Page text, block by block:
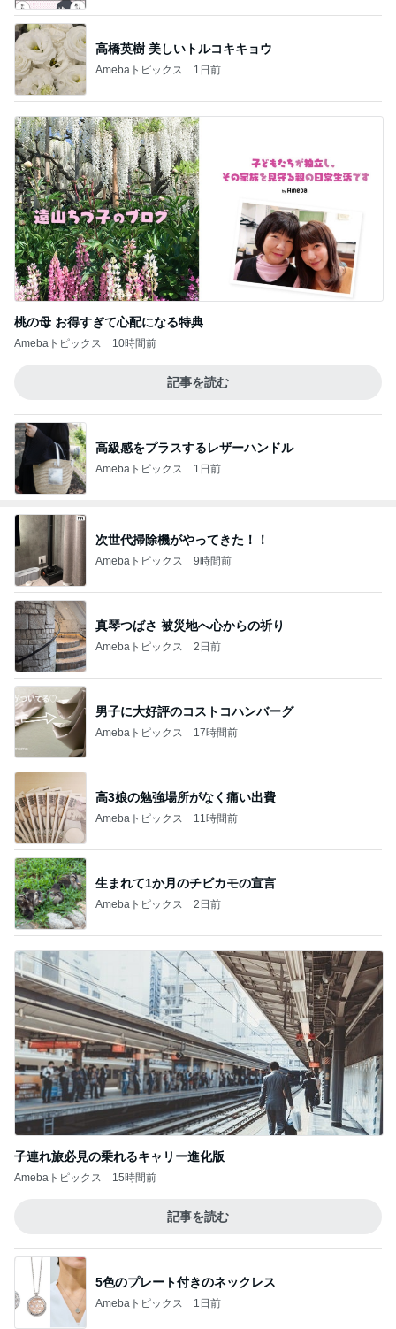
高橋英樹 美しいトルコキキョウ
Amebaトピックス 1日前
桃の母 お得すぎて心配になる特典
Amebaトピックス 10時間前
記事を読む
高級感をプラスするレザーハンドル
Amebaトピックス 1日前
次世代掃除機がやってきた！！
Amebaトピックス 9時間前
真琴つばさ 被災地へ心からの祈り
Amebaトピックス 2日前
男子に大好評のコストコハンバーグ
Amebaトピックス 17時間前
高3娘の勉強場所がなく痛い出費
Amebaトピックス 11時間前
生まれて1か月のチビカモの宣言
Amebaトピックス 2日前
子連れ旅必見の乗れるキャリー進化版
Amebaトピックス 15時間前
記事を読む
5色のプレート付きのネックレス
Amebaトピックス 1日前